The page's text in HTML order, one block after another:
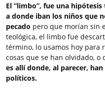
El “limbo”, fue una
a donde iban los niños que
pecado pero que morían sin
teológica, el limbo fue
término, lo usamos hoy para
cosas que se han olvidado, o
es allí donde, al parecer,
políticos.